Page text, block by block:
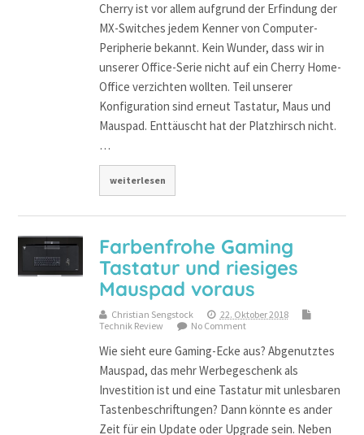
Cherry ist vor allem aufgrund der Erfindung der
MX-Switches jedem Kenner von Computer-
Peripherie bekannt. Kein Wunder, dass wir in
unserer Office-Serie nicht auf ein Cherry Home-
Office verzichten wollten. Teil unserer
Konfiguration sind erneut Tastatur, Maus und
Mauspad. Enttäuscht hat der Platzhirsch nicht.
…
weiterlesen
Farbenfrohe Gaming
Tastatur und riesiges
Mauspad voraus
Christian Sengstock
22. Oktober 2018
Technik Review
No Comment
Wie sieht eure Gaming-Ecke aus? Abgenutztes
Mauspad, das mehr Werbegeschenk als
Investition ist und eine Tastatur mit unlesbaren
Tastenbeschriftungen? Dann könnte es ander
Zeit für ein Update oder Upgrade sein. Neben